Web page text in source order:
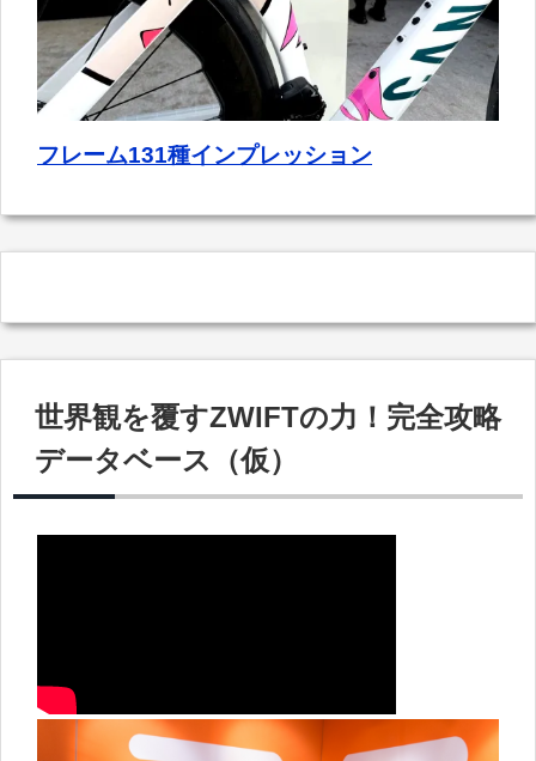
フレーム131種インプレッション
世界観を覆すZWIFTの力！完全攻略
データベース（仮）